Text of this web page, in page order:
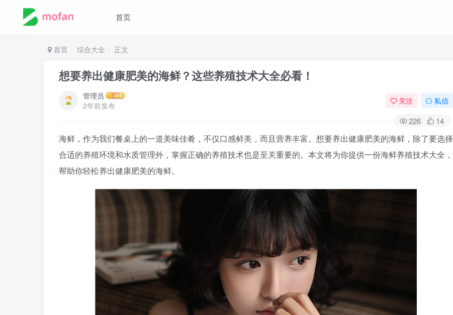
首页
首页 综合大全 正文
想要养出健康肥美的海鲜？这些养殖技术大全必看！
管理员
2年前发布
关注 私信
226 14
海鲜，作为我们餐桌上的一道美味佳肴，不仅口感鲜美，而且营养丰富。想要养出健康肥美的海鲜，除了要选择
合适的养殖环境和水质管理外，掌握正确的养殖技术也是至关重要的。本文将为你提供一份海鲜养殖技术大全，
帮助你轻松养出健康肥美的海鲜。